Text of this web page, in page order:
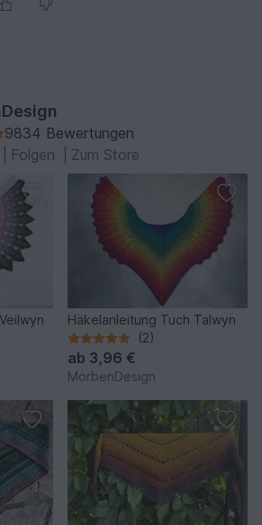
9834 Bewertungen
Folgen Zum Store
Häkelanleitung Tuch Talwyn
(2)
ab 3,96 €
MorbenDesign